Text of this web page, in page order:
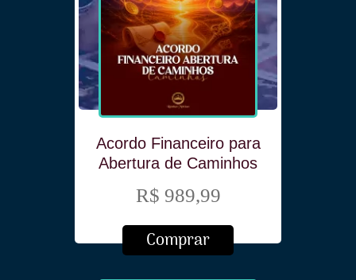
Acordo Financeiro para
Abertura de Caminhos
R$ 989,99
Comprar